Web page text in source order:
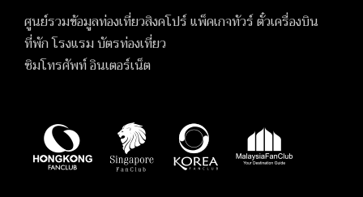
ศูนย์รวมข้อมูลท่องเที่ยวสิงคโปร์ แพ็คเกจทัวร์ ตั๋วเครื่องบิน
ที่พัก โรงแรม บัตรท่องเที่ยว
ซิมโทรศัพท์ อินเตอร์เน็ต